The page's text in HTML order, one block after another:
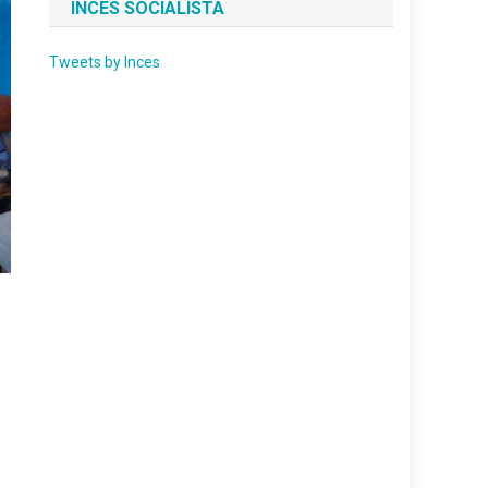
INCES SOCIALISTA
Tweets by Inces